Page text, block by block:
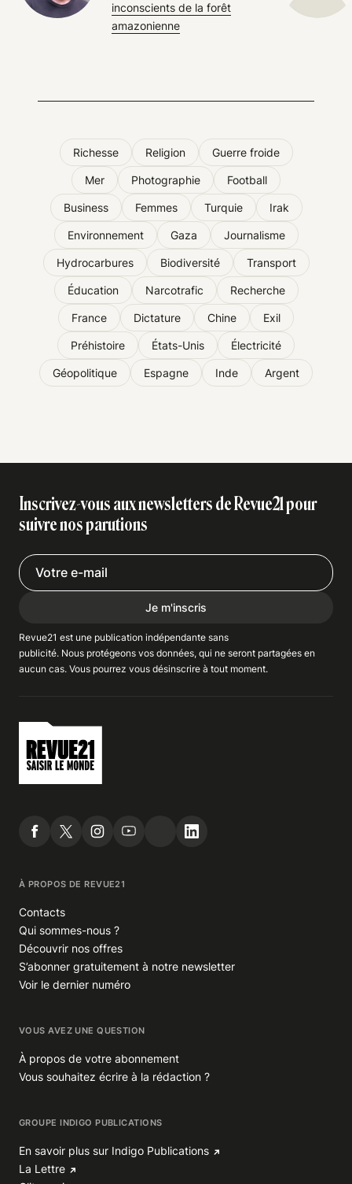
inconscients de la forêt
amazonienne
Richesse Religion Guerre froide
Mer Photographie Football
Business Femmes Turquie Irak
Environnement Gaza Journalisme
Hydrocarbures Biodiversité Transport
Éducation Narcotrafic Recherche
France Dictature Chine Exil
Préhistoire États-Unis Électricité
Géopolitique Espagne Inde Argent
Inscrivez-vous aux newsletters de Revue21 pour
suivre nos parutions
Je m'inscris
Revue21 est une publication indépendante sans
publicité. Nous protégeons vos données, qui ne seront partagées en
aucun cas. Vous pourrez vous désinscrire à tout moment.
À PROPOS DE REVUE21
Contacts
Qui sommes-nous ?
Découvrir nos offres
S’abonner gratuitement à notre newsletter
Voir le dernier numéro
VOUS AVEZ UNE QUESTION
À propos de votre abonnement
Vous souhaitez écrire à la rédaction ?
GROUPE INDIGO PUBLICATIONS
En savoir plus sur Indigo Publications
La Lettre